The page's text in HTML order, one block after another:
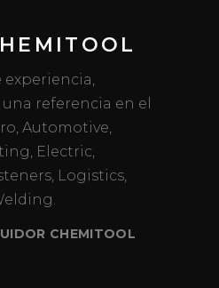
experiencia,
una referencia en el
Automotive,
Electric,
Logistics,
CHEMITOOL